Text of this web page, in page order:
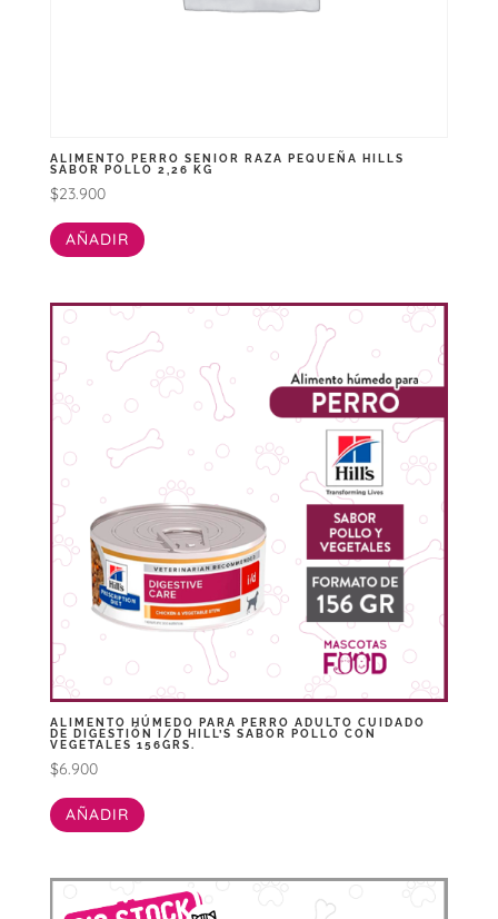
ALIMENTO PERRO SENIOR RAZA PEQUEÑA HILLS
SABOR POLLO 2,26 KG
$23.900
AÑADIR
ALIMENTO HÚMEDO PARA PERRO ADULTO CUIDADO
DE DIGESTIÓN I/D HILL’S SABOR POLLO CON
VEGETALES 156GRS.
$6.900
AÑADIR